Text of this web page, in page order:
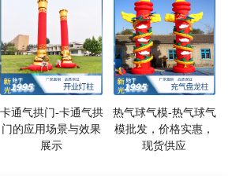
卡通气拱门-卡通气拱
门的应用场景与效果
展示
热气球气模-热气球气
模批发，价格实惠，
现货供应